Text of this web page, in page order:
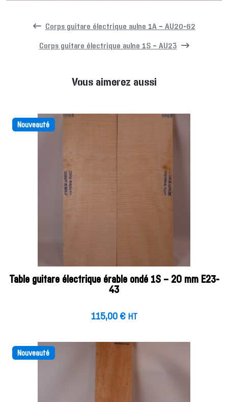
Corps guitare électrique aulne 1A – AU20-62
Corps guitare électrique aulne 1S – AU23
Vous aimerez aussi
Nouveauté
Table guitare électrique érable ondé 1S – 20 mm E23-
43
115,00 € HT
Nouveauté